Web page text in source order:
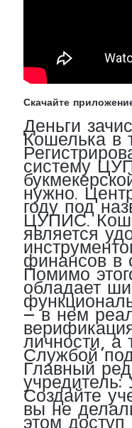
Скачайте
Деньги
Кошелька в
систему
нужно.
году под
ЦУПИС.
является
финансов
Помимо
обладает
– в нем
личности, а
Службой
Главный
Создайте
вы не